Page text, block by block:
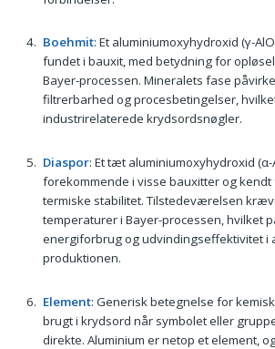
Boehmit: Et aluminiumoxyhydroxid (γ-
fundet i bauxit, med betydning for
Bayer-processen. Mineralets fase
filtrerbarhed og procesbetingelser,
industrirelaterede krydsordsnøgler.
Diaspor: Et tæt aluminiumoxyhydroxid (α-
forekommende i visse bauxitter og
termiske stabilitet. Tilstedeværelsen
temperaturer i Bayer-processen, hvilket
energiforbrug og udvindingseffektivitet i
produktionen.
Element: Generisk betegnelse for
brugt i krydsord når symbolet eller
direkte. Aluminium er netop et element,